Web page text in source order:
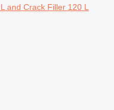
and Crack Filler 120 L